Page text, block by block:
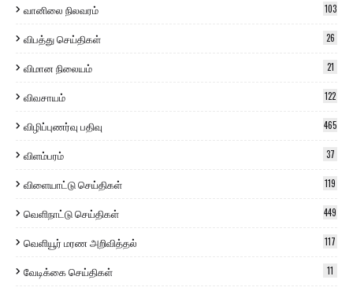
வானிலை நிலவரம் 103
விபத்து செய்திகள் 26
விமான நிலையம் 21
விவசாயம் 122
விழிப்புணர்வு பதிவு 465
விளம்பரம் 37
விளையாட்டு செய்திகள் 119
வெளிநாட்டு செய்திகள் 449
வெளியூர் மரண அறிவித்தல் 117
வேடிக்கை செய்திகள் 11